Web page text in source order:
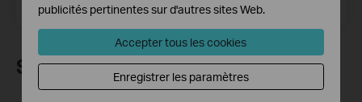
E-mail S'enregistrer
Suivez nous
publicités pertinentes sur d'autres sites Web.
Accepter tous les cookies
Enregistrer les paramètres